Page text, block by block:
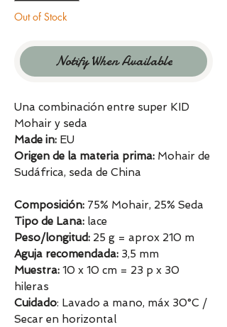
Out of Stock
Notify When Available
Una combinación entre super KID
Mohair y seda
Made in: EU
Origen de la materia prima: Mohair de
Sudáfrica, seda de China
Composición: 75% Mohair, 25% Seda
Tipo de Lana: lace
Peso/longitud: 25 g = aprox 210 m
Aguja recomendada: 3,5 mm
Muestra: 10 x 10 cm = 23 p x 30
hileras
Cuidado: Lavado a mano, máx 30°C /
Secar en horizontal